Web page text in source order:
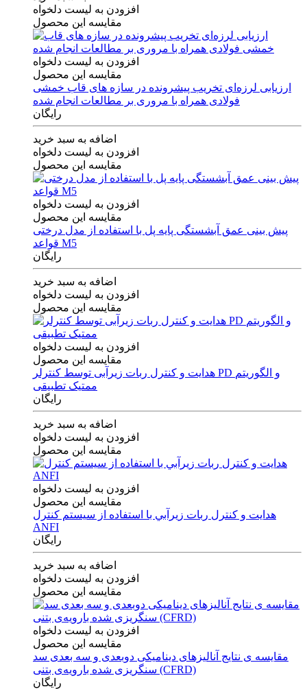
افزودن به لیست دلخواه
مقایسه این محصول
افزودن به لیست دلخواه
مقایسه این محصول
ارزیابی لرزه‌ای تخریب پیشرونده در سازه های قاب خمشی
فولادی همراه با مروری بر مطالعات انجام شده
رایگان
اضافه به سبد خرید
افزودن به لیست دلخواه
مقایسه این محصول
افزودن به لیست دلخواه
مقایسه این محصول
پیش بینی عمق آبشستگی پایه پل با استفاده از مدل درختی
قواعد M5
رایگان
اضافه به سبد خرید
افزودن به لیست دلخواه
مقایسه این محصول
افزودن به لیست دلخواه
مقایسه این محصول
هدایت و کنترل ربات زیرآبی توسط کنترلر PD و الگوریتم
ممتیک تطبیقی
رایگان
اضافه به سبد خرید
افزودن به لیست دلخواه
مقایسه این محصول
افزودن به لیست دلخواه
مقایسه این محصول
هدايت و كنترل ربات زيرآبي با استفاده از سيستم كنترل
ANFI
رایگان
اضافه به سبد خرید
افزودن به لیست دلخواه
مقایسه این محصول
افزودن به لیست دلخواه
مقایسه این محصول
مقایسه ی‌ نتایج آنالیزهای‌ دینامیکی‌ دوبعدی‌ و‌ سه بعدی‌ سد
سنگریزی‌ شده با‌رویه‌ی‌ بتنی‌ (CFRD)
رایگان